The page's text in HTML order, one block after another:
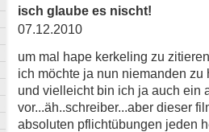
isch glaube es nischt!
07.12.2010
um mal hape kerkeling zu
ich möchte ja nun niemanden
und vielleicht bin ich ja auch ein
vor...äh..schreiber...aber dieser
absoluten pflichtübungen jeden